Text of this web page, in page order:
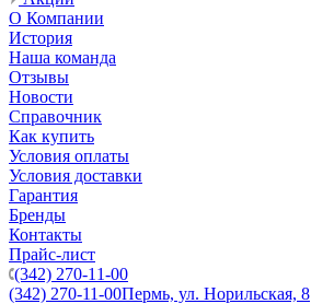
О Компании
История
Наша команда
Отзывы
Новости
Справочник
Как купить
Условия оплаты
Условия доставки
Гарантия
Бренды
Контакты
Прайс-лист
(342) 270-11-00
(342) 270-11-00Пермь, ул. Норильская, 8